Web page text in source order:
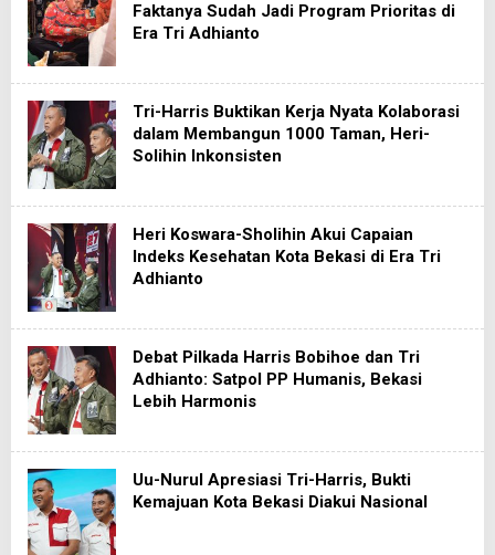
Faktanya Sudah Jadi Program Prioritas di
Era Tri Adhianto
Tri-Harris Buktikan Kerja Nyata Kolaborasi
dalam Membangun 1000 Taman, Heri-
Solihin Inkonsisten
Heri Koswara-Sholihin Akui Capaian
Indeks Kesehatan Kota Bekasi di Era Tri
Adhianto
Debat Pilkada Harris Bobihoe dan Tri
Adhianto: Satpol PP Humanis, Bekasi
Lebih Harmonis
Uu-Nurul Apresiasi Tri-Harris, Bukti
Kemajuan Kota Bekasi Diakui Nasional